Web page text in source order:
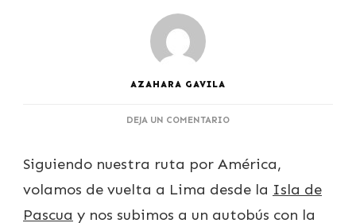
AZAHARA GAVILA
DEJA UN COMENTARIOEN
DE
TRUJILLO,
CHICLAYO
Siguiendo nuestra ruta por América,
volamos de vuelta a Lima desde la Isla de
Pascua y nos subimos a un autobús con la